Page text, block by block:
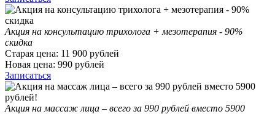
Акция на консультацию трихолога + мезотерапия - 90%
скидка
Старая цена: 11 900 рублей
Новая цена: 990 рублей
Записаться
Акция на массаж лица – всего за 990 рублей вместо 5900